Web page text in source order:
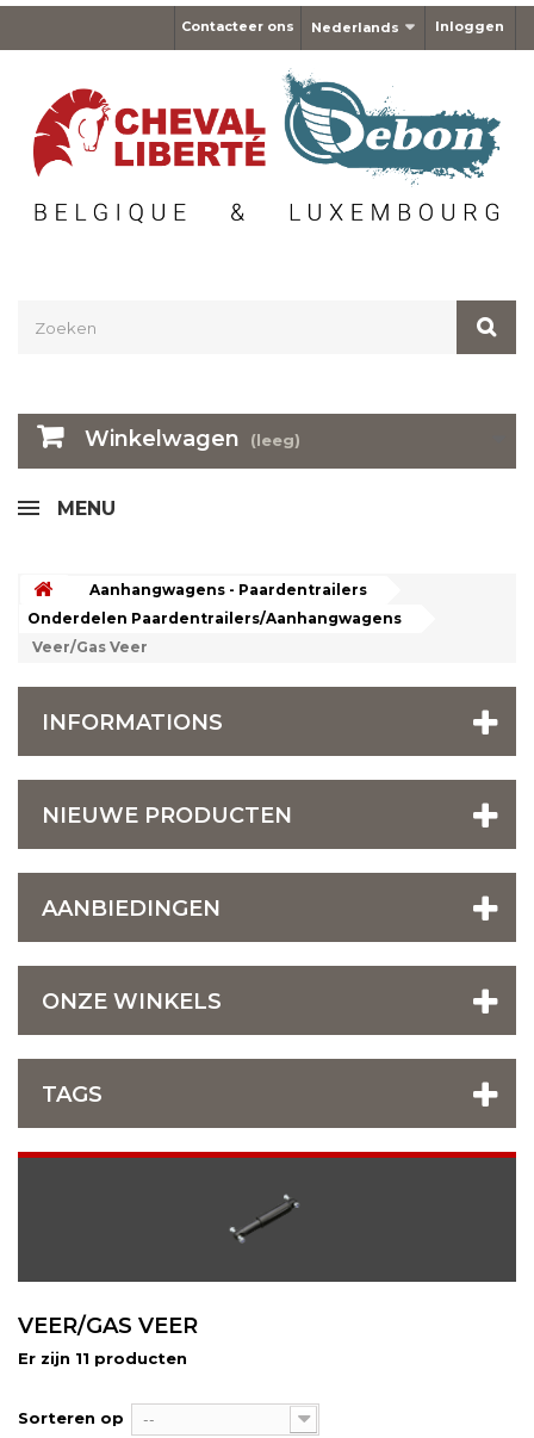
Inloggen
Nederlands
Contacteer ons
Winkelwagen (leeg)
MENU
Aanhangwagens - Paardentrailers
Onderdelen Paardentrailers/Aanhangwagens
Veer/Gas Veer
INFORMATIONS
NIEUWE PRODUCTEN
AANBIEDINGEN
ONZE WINKELS
TAGS
VEER/GAS VEER
Er zijn 11 producten
Sorteren op --